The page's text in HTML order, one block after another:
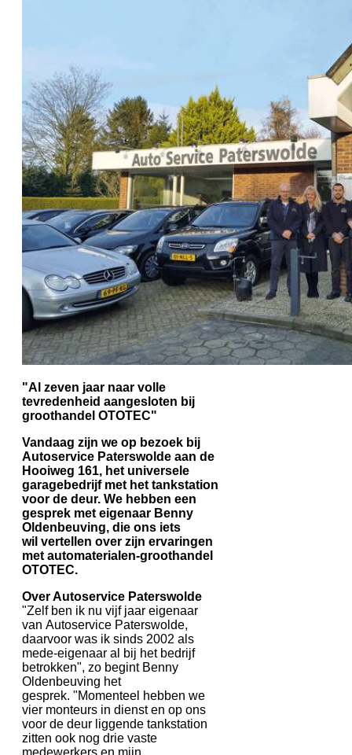
"Al zeven jaar naar volle
tevredenheid aangesloten bij
groothandel OTOTEC"
Vandaag zijn we op bezoek bij
Autoservice Paterswolde aan de
Hooiweg 161, het universele
garagebedrijf met het tankstation
voor de deur. We hebben een
gesprek met eigenaar Benny
Oldenbeuving, die ons iets
wil vertellen over zijn ervaringen
met automaterialen-groothandel
OTOTEC.
Over Autoservice Paterswolde
"Zelf ben ik nu vijf jaar eigenaar
van Autoservice Paterswolde,
daarvoor was ik sinds 2002 als
mede-eigenaar al bij het bedrijf
betrokken", zo begint Benny
Oldenbeuving het
gesprek. "Momenteel hebben we
vier monteurs in dienst en op ons
voor de deur liggende tankstation
zitten ook nog drie vaste
medewerkers en mijn